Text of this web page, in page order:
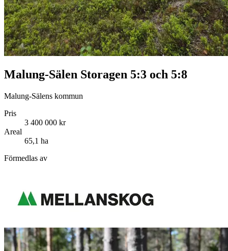
Malung-Sälen Storagen 5:3 och 5:8
Malung-Sälens kommun
Pris
3 400 000 kr
Areal
65,1 ha
Förmedlas av